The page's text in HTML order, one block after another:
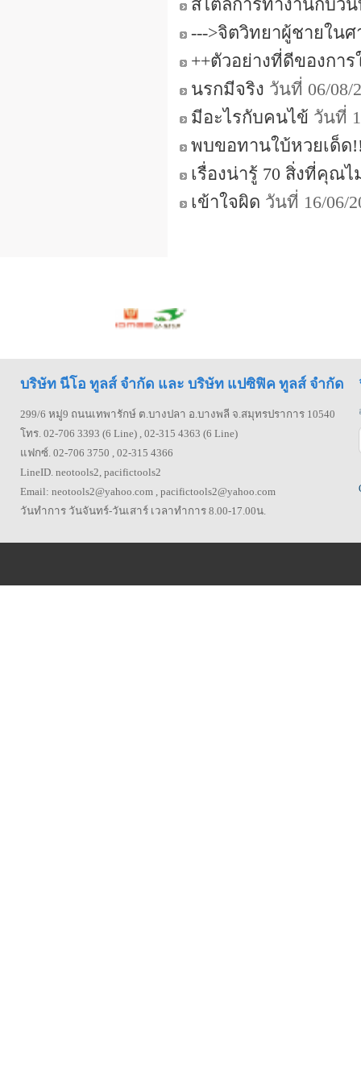
สไตล์การทำงานกับวัน
--->จิตวิทยาผู้ชายในศ
++ตัวอย่างที่ดีของกา
นรกมีจริง วันที่ 06/08/
มีอะไรกับคนไข้ วันที่
พบขอทานใบ้หวยเด็ด
เรื่องน่ารู้ 70 สิ่งที่คุณ
เข้าใจผิด วันที่ 16/06/
บริษัท นีโอ ทูลส์ จำกัด และ บริษัท แปซิฟิค ทูลส์ จำกัด
299/6 หมู่9 ถนนเทพารักษ์ ต.บางปลา อ.บางพลี จ.สมุทรปราการ 10540
โทร. 02-706 3393 (6 Line) , 02-315 4363 (6 Line)
แฟกซ์. 02-706 3750 , 02-315 4366
LineID. neotools2, pacifictools2
Email: neotools2@yahoo.com , pacifictools2@yahoo.com
วันทำการ วันจันทร์-วันเสาร์ เวลาทำการ 8.00-17.00น.